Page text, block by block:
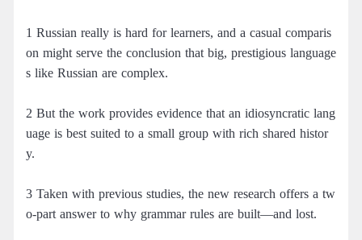
1 Russian really is hard for learners, and a casual comparis
on might serve the conclusion that big, prestigious language
s like Russian are complex.
2 But the work provides evidence that an idiosyncratic lang
uage is best suited to a small group with rich shared histor
y.
3 Taken with previous studies, the new research offers a tw
o-part answer to why grammar rules are built—and lost.